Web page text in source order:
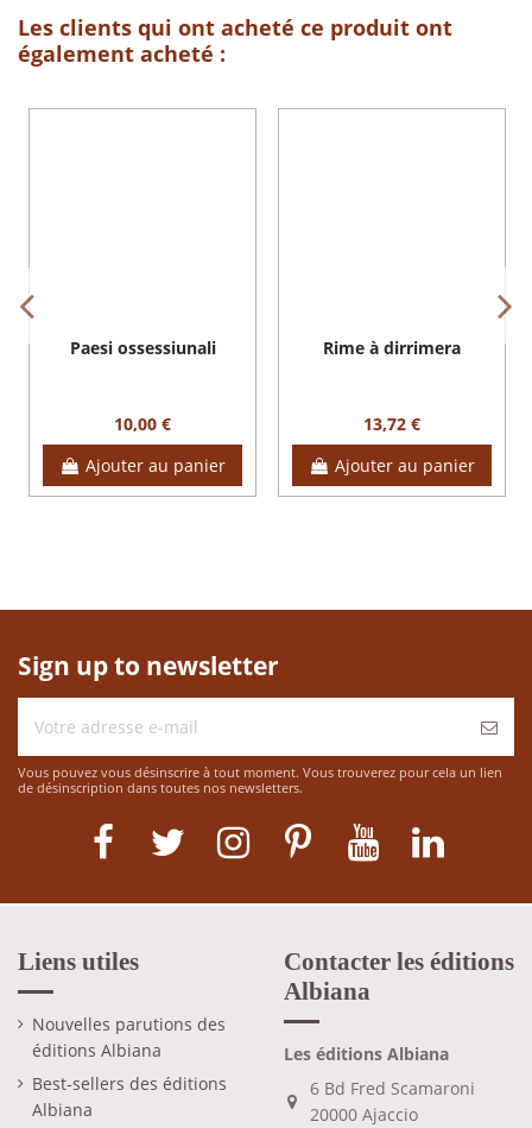
Les clients qui ont acheté ce produit ont
également acheté :
Paesi ossessiunali
10,00 €
Ajouter au panier
Rime à dirrimera
13,72 €
Ajouter au panier
Sign up to newsletter
Vous pouvez vous désinscrire à tout moment. Vous trouverez pour cela un lien
de désinscription dans toutes nos newsletters.
Liens utiles
Nouvelles parutions des
éditions Albiana
Best-sellers des éditions
Albiana
Contacter les éditions
Albiana
Les éditions Albiana
6 Bd Fred Scamaroni
20000 Ajaccio